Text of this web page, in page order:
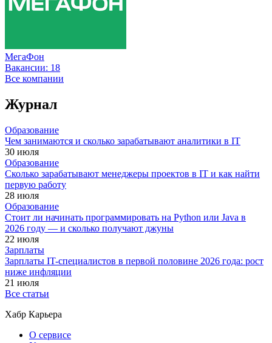
МегаФон
Вакансии: 18
Все компании
Журнал
Образование
Чем занимаются и сколько зарабатывают аналитики в IT
30 июля
Образование
Сколько зарабатывают менеджеры проектов в IT и как найти
первую работу
28 июля
Образование
Стоит ли начинать программировать на Python или Java в
2026 году — и сколько получают джуны
22 июля
Зарплаты
Зарплаты IT-специалистов в первой половине 2026 года: рост
ниже инфляции
21 июля
Все статьи
Хабр Карьера
О сервисе